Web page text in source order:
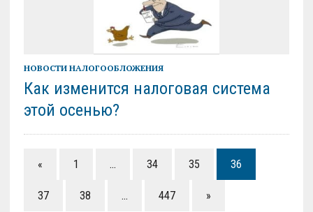
НОВОСТИ НАЛОГООБЛОЖЕНИЯ
Как изменится налоговая система
этой осенью?
« 1 … 34 35 36
37 38 … 447 »